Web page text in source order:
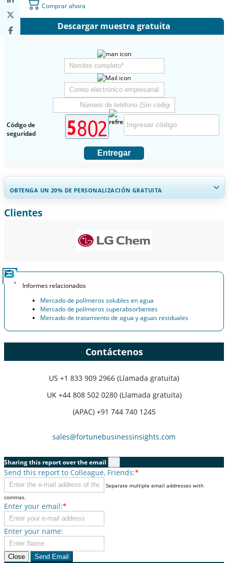
Comprar ahora
Descargar muestra gratuita
Código de
seguridad
Entregar
OBTENGA UN 20% DE PERSONALIZACIÓN GRATUITA
Ampliar la cobertura regional y por país, Análisis de segmentos,
Clientes
Informes relacionados
Mercado de polímeros solubles en agua
Mercado de polímeros superabsorbentes
Mercado de tratamiento de agua y aguas residuales
Contáctenos
US +1 833 909 2966 (Llamada gratuita)
UK +44 808 502 0280 (Llamada gratuita)
(APAC) +91 744 740 1245
sales@fortunebusinessinsights.com
Sharing this report over the email
Send this report to Colleague, Friends:*
Separate multiple email addresses with
commas.
Enter your email:*
Enter your name:
Close Send Email